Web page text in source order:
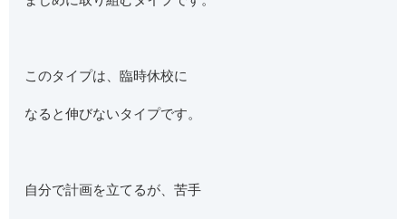
このタイプは、臨時休校に
なると伸びないタイプです。
自分で計画を立てるが、苦手